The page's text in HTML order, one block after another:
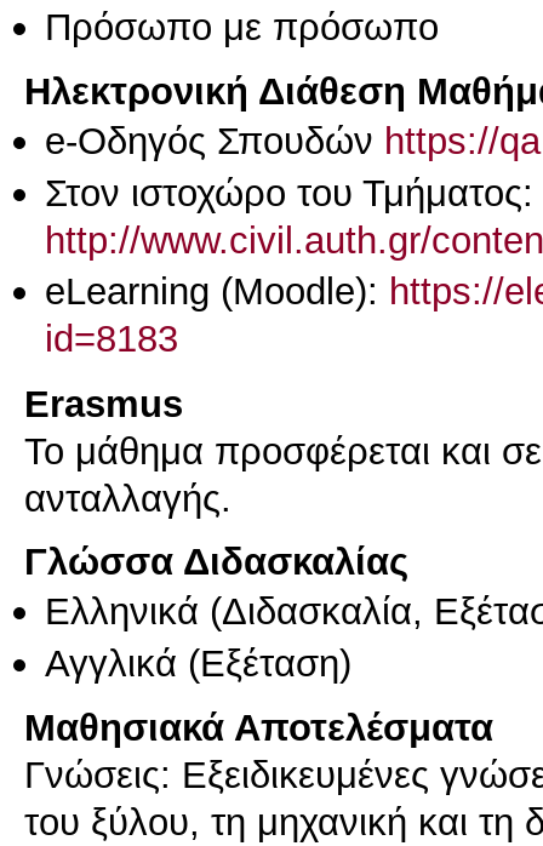
Πρόσωπο με πρόσωπο
Ηλεκτρονική Διάθεση
e-Οδηγός Σπουδών https://
Στον ιστοχώρο του Τμήματος:
http://www.civil.auth.gr/
eLearning (Moodle): https://
id=8183
Erasmus
Το μάθημα προσφέρεται και
ανταλλαγής.
Γλώσσα Διδασκαλίας
Ελληνικά (Διδασκαλία,
Αγγλικά (Εξέταση)
Μαθησιακά Αποτελέσματα
Γνώσεις: Εξειδικευμένες
του ξύλου, τη μηχανική και τη